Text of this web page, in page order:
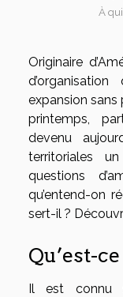
À
Originaire
expansion sans
printemps,
devenu
territoriales
questions
qu’entend-on
sert-il ?
Qu’est-
Il est connu